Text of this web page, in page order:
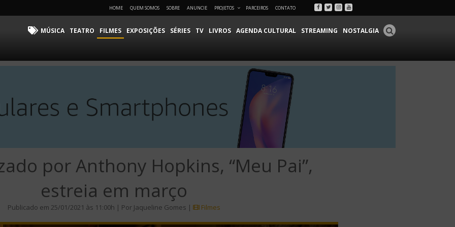
HOME QUEM SOMOS SOBRE ANUNCIE PROJETOS PARCEIROS CONTATO Facebook
Twitter
Instagram
Youtube
MÚSICA TEATRO FILMES EXPOSIÇÕES SÉRIES TV LIVROS AGENDA CULTURAL STREAMING NOSTALGIA
por Anthony Hopkins, “Meu Pai”,
estreia em março
Publicado em 25/01/2021 às 11:00h | Por Jaqueline Gomes | Filmes